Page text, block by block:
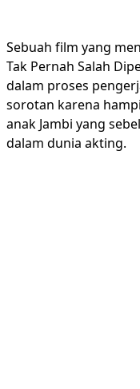
Sebuah film yang
Tak Pernah Salah
dalam proses
sorotan karena
anak Jambi yang
dalam dunia akting.